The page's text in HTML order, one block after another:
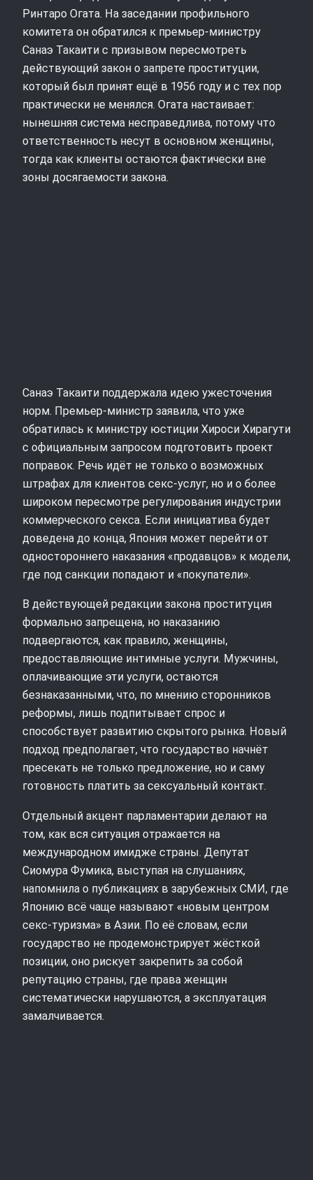
Ринтаро Огата. На заседании профильного
комитета он обратился к премьер-министру
Санаэ Такаити с призывом пересмотреть
действующий закон о запрете проституции,
который был принят ещё в 1956 году и с тех пор
практически не менялся. Огата настаивает:
нынешняя система несправедлива, потому что
ответственность несут в основном женщины,
тогда как клиенты остаются фактически вне
зоны досягаемости закона.
Санаэ Такаити поддержала идею ужесточения
норм. Премьер-министр заявила, что уже
обратилась к министру юстиции Хироси Хирагути
с официальным запросом подготовить проект
поправок. Речь идёт не только о возможных
штрафах для клиентов секс-услуг, но и о более
широком пересмотре регулирования индустрии
коммерческого секса. Если инициатива будет
доведена до конца, Япония может перейти от
одностороннего наказания «продавцов» к модели,
где под санкции попадают и «покупатели».
В действующей редакции закона проституция
формально запрещена, но наказанию
подвергаются, как правило, женщины,
предоставляющие интимные услуги. Мужчины,
оплачивающие эти услуги, остаются
безнаказанными, что, по мнению сторонников
реформы, лишь подпитывает спрос и
способствует развитию скрытого рынка. Новый
подход предполагает, что государство начнёт
пресекать не только предложение, но и саму
готовность платить за сексуальный контакт.
Отдельный акцент парламентарии делают на
том, как вся ситуация отражается на
международном имидже страны. Депутат
Сиомура Фумика, выступая на слушаниях,
напомнила о публикациях в зарубежных СМИ, где
Японию всё чаще называют «новым центром
секс-туризма» в Азии. По её словам, если
государство не продемонстрирует жёсткой
позиции, оно рискует закрепить за собой
репутацию страны, где права женщин
систематически нарушаются, а эксплуатация
замалчивается.